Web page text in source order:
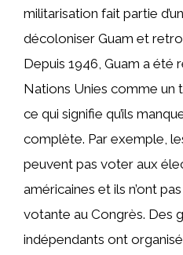
militarisation fait partie
décoloniser Guam et
Depuis 1946, Guam a été
Nations Unies comme un
ce qui signifie qu’ils
complète. Par exemple,
peuvent pas voter aux
américaines et ils n’ont
votante au Congrès. Des
indépendants ont